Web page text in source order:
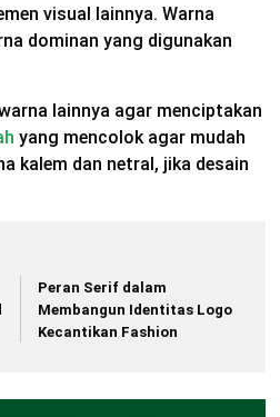
visual lainnya. Warna
dominan yang digunakan
lainnya agar menciptakan
yang mencolok agar mudah
kalem dan netral, jika desain
Peran Serif dalam
Membangun Identitas Logo
Kecantikan Fashion